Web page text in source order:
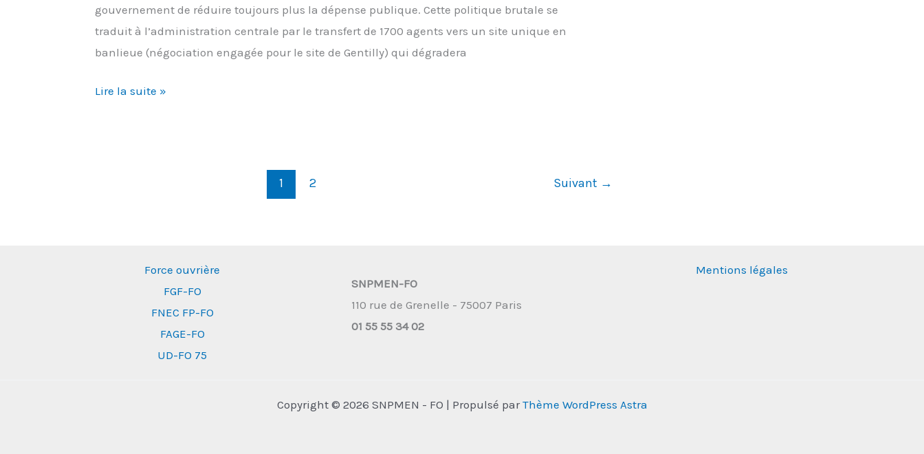
gouvernement de réduire toujours plus la dépense publique. Cette politique brutale se
traduit à l’administration centrale par le transfert de 1700 agents vers un site unique en
banlieue (négociation engagée pour le site de Gentilly) qui dégradera
Réduire
Lire la suite »
1 2 Suivant →
Force ouvrière
FGF-FO
FNEC FP-FO
FAGE-FO
UD-FO 75
SNPMEN-FO
110 rue de Grenelle - 75007 Paris
01 55 55 34 02
Mentions légales
Copyright © 2026 SNPMEN - FO | Propulsé parThème WordPress Astra